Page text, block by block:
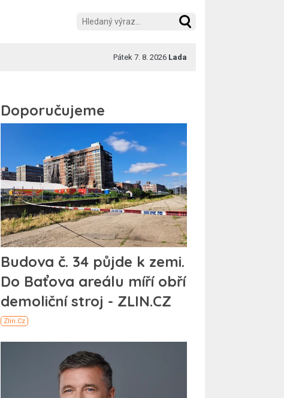
Pátek 7. 8. 2026 Lada